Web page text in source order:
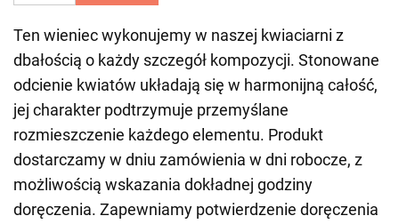
Ten wieniec wykonujemy w naszej kwiaciarni z
dbałością o każdy szczegół kompozycji. Stonowane
odcienie kwiatów układają się w harmonijną całość,
jej charakter podtrzymuje przemyślane
rozmieszczenie każdego elementu. Produkt
dostarczamy w dniu zamówienia w dni robocze, z
możliwością wskazania dokładnej godziny
doręczenia. Zapewniamy potwierdzenie doręczenia